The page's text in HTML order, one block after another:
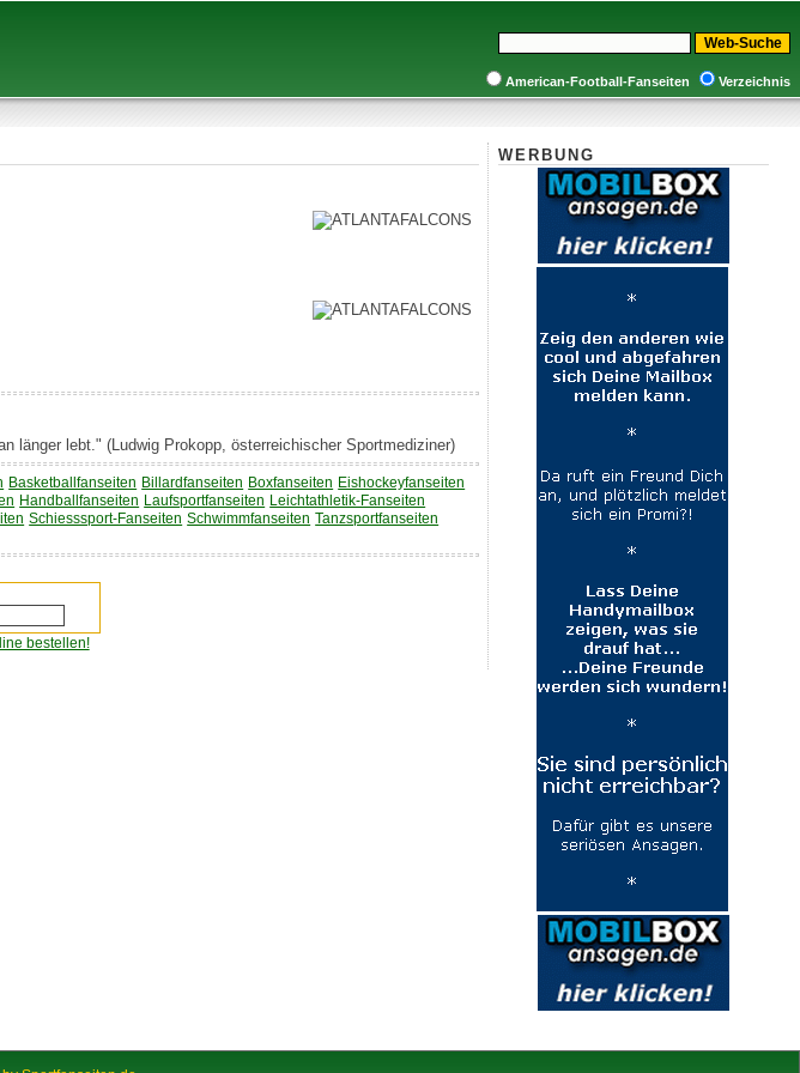
American-Football-Fanseiten Verzeichnis
länger lebt." (Ludwig Prokopp, österreichischer Sportmediziner)
Basketballfanseiten Billardfanseiten Boxfanseiten Eishockeyfanseiten
Handballfanseiten Laufsportfanseiten Leichtathletik-Fanseiten
Schiesssport-Fanseiten Schwimmfanseiten Tanzsportfanseiten
WERBUNG